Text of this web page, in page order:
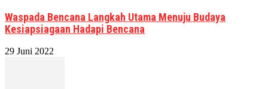
Waspada Bencana Langkah Utama Menuju Budaya
Kesiapsiagaan Hadapi Bencana
29 Juni 2022